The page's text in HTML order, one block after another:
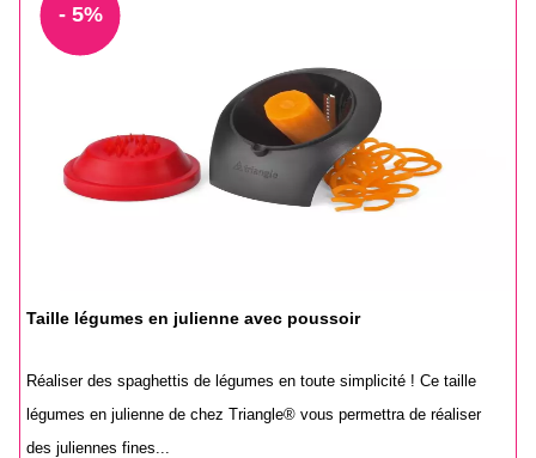
- 5%
Taille légumes en julienne avec poussoir
Réaliser des spaghettis de légumes en toute simplicité ! Ce taille
légumes en julienne de chez Triangle® vous permettra de réaliser
des juliennes fines...